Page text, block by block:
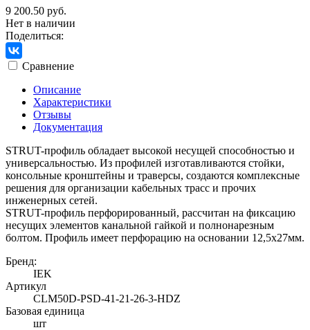
9 200.50 руб.
Нет в наличии
Поделиться:
Сравнение
Описание
Характеристики
Отзывы
Документация
STRUT-профиль обладает высокой несущей способностью и
универсальностью. Из профилей изготавливаются стойки,
консольные кронштейны и траверсы, создаются комплексные
решения для организации кабельных трасс и прочих
инженерных сетей.
STRUT-профиль перфорированный, рассчитан на фиксацию
несущих элементов канальной гайкой и полнонарезным
болтом. Профиль имеет перфорацию на основании 12,5х27мм.
Бренд:
IEK
Артикул
CLM50D-PSD-41-21-26-3-HDZ
Базовая единица
шт